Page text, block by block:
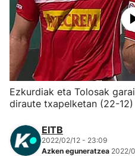
Herri-kirolak
Eskubaloia
Kirolak 360
Mendi-lasterketak
Ezkurdiak eta Tolosak
diraute txapelketan (22-12)
EITB
2022/02/12 - 23:09
Azken eguneratzea 2022/